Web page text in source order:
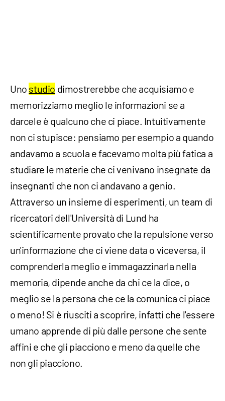
Uno studio dimostrerebbe che acquisiamo e
memorizziamo meglio le informazioni se a
darcele è qualcuno che ci piace. Intuitivamente
non ci stupisce: pensiamo per esempio a quando
andavamo a scuola e facevamo molta più fatica a
studiare le materie che ci venivano insegnate da
insegnanti che non ci andavano a genio.
Attraverso un insieme di esperimenti, un team di
ricercatori dell'Università di Lund ha
scientificamente provato che la repulsione verso
un'informazione che ci viene data o viceversa, il
comprenderla meglio e immagazzinarla nella
memoria, dipende anche da chi ce la dice, o
meglio se la persona che ce la comunica ci piace
o meno! Si è riusciti a scoprire, infatti che l'essere
umano apprende di più dalle persone che sente
affini e che gli piacciono e meno da quelle che
non gli piacciono.